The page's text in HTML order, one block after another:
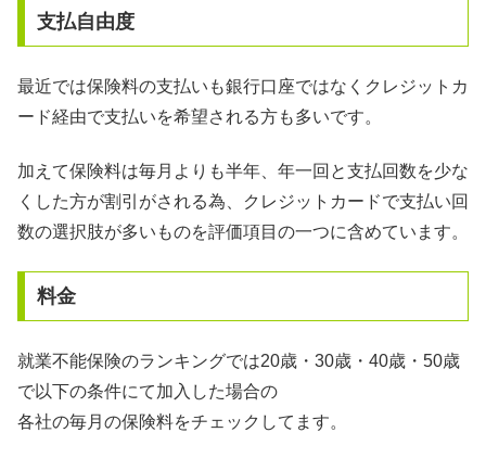
支払自由度
最近では保険料の支払いも銀行口座ではなくクレジットカ
ード経由で支払いを希望される方も多いです。
加えて保険料は毎月よりも半年、年一回と支払回数を少な
くした方が割引がされる為、クレジットカードで支払い回
数の選択肢が多いものを評価項目の一つに含めています。
料金
就業不能保険のランキングでは20歳・30歳・40歳・50歳
で以下の条件にて加入した場合の
各社の毎月の保険料をチェックしてます。